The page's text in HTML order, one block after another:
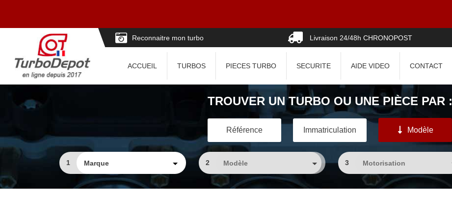
Reconnaitre mon turbo Livraison 24/48h CHRONOPOST
ACCUEIL TURBOS PIECES TURBO SECURITE AIDE VIDEO CONTACT
TROUVER UN TURBO OU UNE PIÈCE PAR :
Référence Immatriculation Modèle
1 2 3